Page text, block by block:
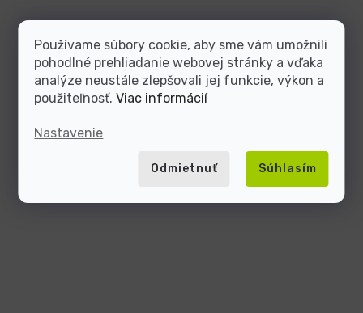
Používame súbory cookie, aby sme vám umožnili
pohodlné prehliadanie webovej stránky a vďaka
analýze neustále zlepšovali jej funkcie, výkon a
použiteľnosť.Viac informácií
Nastavenie
Odmietnuť Súhlasím